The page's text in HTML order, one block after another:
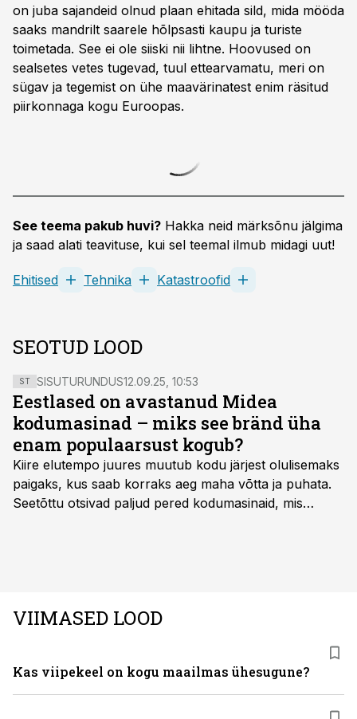
on juba sajandeid olnud plaan ehitada sild, mida mööda
saaks mandrilt saarele hõlpsasti kaupu ja turiste
toimetada. See ei ole siiski nii lihtne. Hoovused on
sealsetes vetes tugevad, tuul ettearvamatu, meri on
sügav ja tegemist on ühe maa­värinatest enim räsitud
piirkonnaga kogu Euroopas.
See teema pakub huvi? Hakka neid märksõnu jälgima
ja saad alati teavituse, kui sel teemal ilmub midagi uut!
Ehitised Tehnika Katastroofid
SEOTUD LOOD
ST SISUTURUNDUS12.09.25, 10:53
Eestlased on avastanud Midea
kodumasinad – miks see bränd üha
enam populaarsust kogub?
Kiire elutempo juures muutub kodu järjest olulisemaks
paigaks, kus saab korraks aeg maha võtta ja puhata.
Seetõttu otsivad paljud pered kodumasinaid, mis
VIIMASED LOOD
Kas viipekeel on kogu maailmas ühesugune?